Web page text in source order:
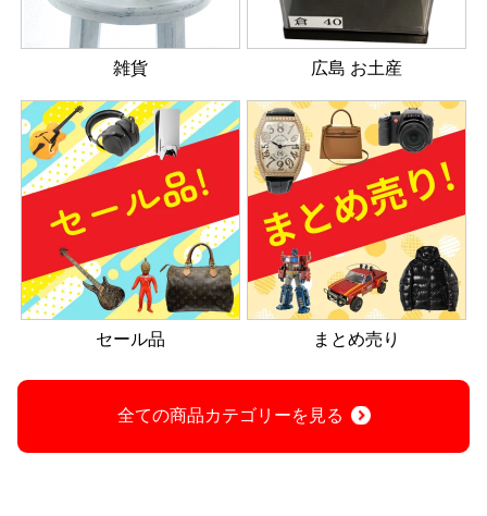
雑貨 広島 お土産
セール品 まとめ売り
全ての商品カテゴリーを見る